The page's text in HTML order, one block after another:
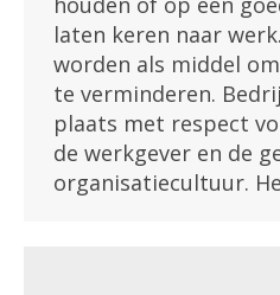
laten keren naar
worden als middel
te verminderen.
plaats met respect
de werkgever en de
organisatiecultuur.